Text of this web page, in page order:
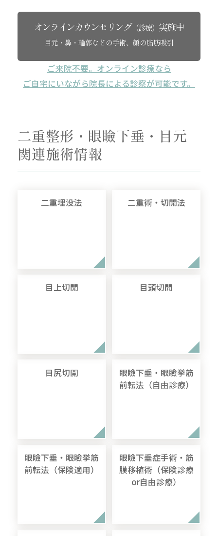
オンラインカウンセリング（診療） 実施中
目元・鼻・輪郭などの手術、顔の脂肪吸引
ご来院不要。オンライン診療なら
ご自宅にいながら院長による診察が可能です。
二重整形・眼瞼下垂・目元
関連施術情報
二重埋没法 二重術・切開法
目上切開 目頭切開
目尻切開
眼瞼下垂・眼瞼挙筋
前転法（自由診療）
眼瞼下垂・眼瞼挙筋
前転法（保険適用）
眼瞼下垂症手術・筋
膜移植術（保険診療
or自由診療）